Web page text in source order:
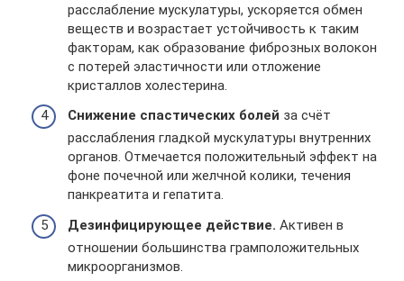
расслабление мускулатуры, ускоряется обмен
веществ и возрастает устойчивость к таким
факторам, как образование фиброзных волокон
с потерей эластичности или отложение
кристаллов холестерина.
Снижение спастических болей за счёт
расслабления гладкой мускулатуры внутренних
органов. Отмечается положительный эффект на
фоне почечной или желчной колики, течения
панкреатита и гепатита.
Дезинфицирующее действие. Активен в
отношении большинства грамположительных
микроорганизмов.